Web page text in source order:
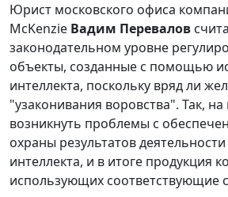
Юрист московского офиса
McKenzie Вадим Перевалов
законодательном уровне
объекты, созданные с помощью
интеллекта, поскольку вряд ли
"узаконивания воровства". Так, на
возникнуть проблемы с
охраны результатов деятельности
интеллекта, и в итоге продукция
использующих соответствующие